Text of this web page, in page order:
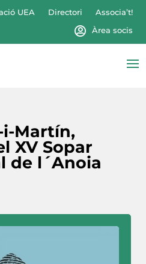
UEA Directori
Associa’t!
Àrea socis
i-Martín,
XV Sopar
de l´Anoia